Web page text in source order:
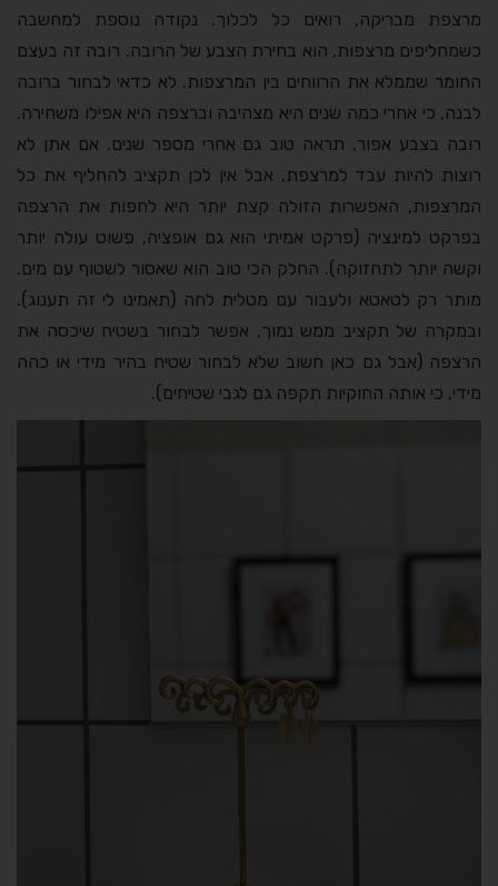
מרצפת מבריקה, רואים כל לכלוך. נקודה נוספת למחשבה
כשמחליפים מרצפות, הוא בחירת הצבע של הרובה. רובה זה בעצם
החומר שממלא את הרווחים בין המרצפות. לא כדאי לבחור ברובה
לבנה, כי אחרי כמה שנים היא מצהיבה וברצפה היא אפילו משחירה.
רובה בצבע אפור, תראה טוב גם אחרי מספר שנים. אם אתן לא
רוצות להיות עבד למרצפת, אבל אין לכן תקציב להחליף את כל
המרצפות, האפשרות הזולה קצת יותר היא לחפות את הרצפה
בפרקט למינציה (פרקט אמיתי הוא גם אופציה, פשוט עולה יותר
וקשה יותר לתחזוקה). החלק הכי טוב הוא שאסור לשטוף עם מים.
מותר רק לטאטא ולעבור עם מטלית לחה (תאמינו לי זה תענוג).
ובמקרה של תקציב ממש נמוך, אפשר לבחור בשטיח שיכסה את
הרצפה (אבל גם כאן חשוב שלא לבחור שטיח בהיר מידי או כהה
מידי, כי אותה החוקיות תקפה גם לגבי שטיחים).